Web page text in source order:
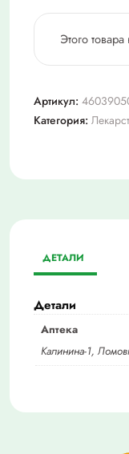
Этого
Артикул:
Категория:
ДЕТАЛИ
Детали
Аптека
Калинина-1,